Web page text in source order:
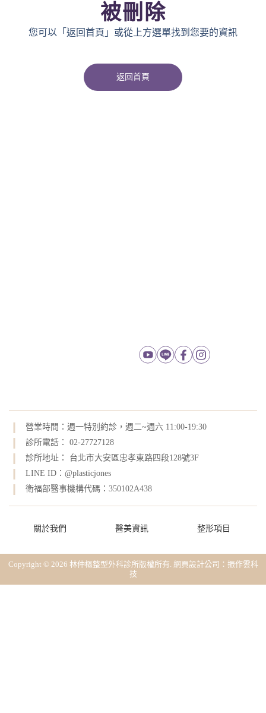
被刪除
您可以「返回首頁」或從上方選單找到您要的資訊
返回首頁
營業時間：週一特別約診，週二~週六 11:00-19:30
診所電話： 02-27727128
診所地址： 台北市大安區忠孝東路四段128號3F
LINE ID：@plasticjones
衛福部醫事機構代碼：350102A438
關於我們 醫美資訊 整形項目
Copyright © 2026 林仲樞整型外科診所版權所有. 網頁設計公司 ：振作雲科
技